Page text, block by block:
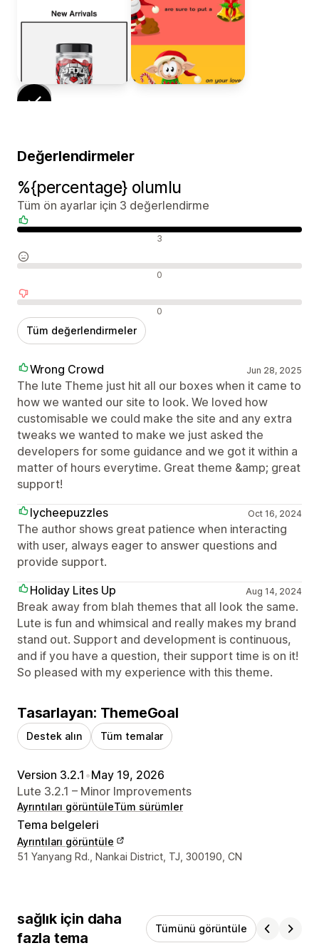
Değerlendirmeler
%{percentage} olumlu
Tüm ön ayarlar için 3 değerlendirme
3
0
0
Tüm değerlendirmeler
Wrong Crowd Jun 28, 2025
The lute Theme just hit all our boxes when it came to
how we wanted our site to look. We loved how
customisable we could make the site and any extra
tweaks we wanted to make we just asked the
developers for some guidance and we got it within a
matter of hours everytime. Great theme &amp; great
support!
lycheepuzzles
Oct 16, 2024
The author shows great patience when interacting
with user, always eager to answer questions and
provide support.
Holiday Lites Up
Aug 14, 2024
Break away from blah themes that all look the same.
Lute is fun and whimsical and really makes my brand
stand out. Support and development is continuous,
and if you have a question, their support time is on it!
So pleased with my experience with this theme.
Tasarlayan: ThemeGoal
Destek alın Tüm temalar
Version 3.2.1 •May 19, 2026
Lute 3.2.1 – Minor Improvements
Ayrıntıları görüntüleTüm sürümler
Tema belgeleri
Ayrıntıları görüntüle
Tasarımcı iletişim bilgileri
51 Yanyang Rd., Nankai District, TJ, 300190, CN
sağlık için daha
fazla tema
Tümünü görüntüle